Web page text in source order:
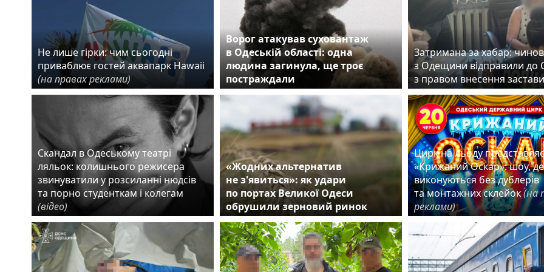
Не лише гірки: чим сьогодні
приваблює гостей аквапарк Hawaii
(на правах реклами)
Ворог атакував суховантаж
в Одеській області: одна
людина загинула, ще троє
постраждали
Затримана за хабар:
з Одещини відправили до
з правом внесення
Скандал в Одеському театрі
ляльок: колишнього режисера
звинуватили у розсиланні нюдсів
та порно студенткам і колегам
(відео)
«Жодних альтернатив
не з'явиться»: як удари
по портах Великої Одеси
обрушили зерновий ринок
Цирк на льоду представляє
«Крижаний Оскар»: шоу,
виконуються без дублерів
та монтажних склейок(на
реклами)